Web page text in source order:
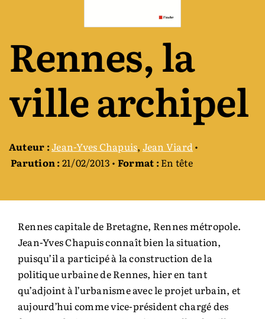
Bibliothèque des territoires
Équipe
Rennes, la
ville archipel
Auteur :Jean-Yves Chapuis, Jean Viard•
Parution :21/02/2013 • Format :En tête
Rennes capitale de Bretagne, Rennes métropole.
Jean-Yves Chapuis connaît bien la situation,
puisqu’il a participé à la construction de la
politique urbaine de Rennes, hier en tant
qu’adjoint à l’urbanisme avec le projet urbain, et
aujourd’hui comme vice-président chargé des